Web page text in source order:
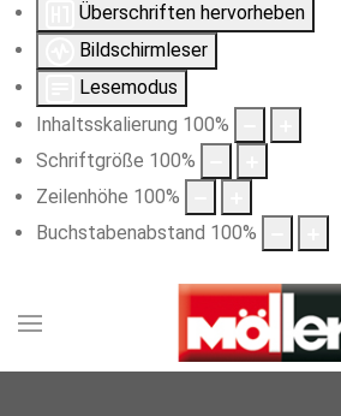
Überschriften hervorheben
Bildschirmleser
Lesemodus
Inhaltsskalierung 100%
Schriftgröße 100%
Zeilenhöhe 100%
Buchstabenabstand 100%